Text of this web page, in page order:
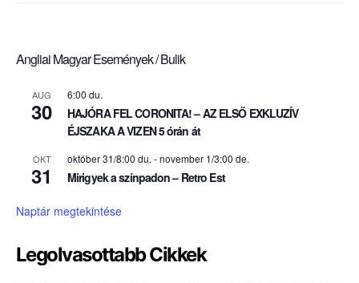
Angliai Magyar Események / Bulik
AUG
30
6:00 du.
HAJÓRA FEL CORONITA! – AZ ELSŐ EXKLUZÍV
ÉJSZAKA A VIZEN 5 órán át
OKT
31
október 31/8:00 du. -november 1/3:00 de.
Mirigyek a színpadon – Retro Est
Naptár megtekintése
Legolvasottabb Cikkek